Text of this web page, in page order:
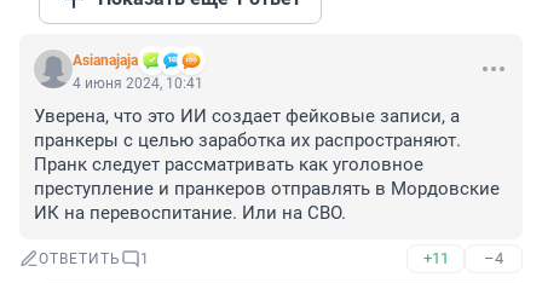
Asianajaja
4 июня 2024, 10:41
Уверена, что это ИИ создает фейковые записи, а
пранкеры с целью заработка их распространяют.
Пранк следует рассматривать как уголовное
преступление и пранкеров отправлять в Мордовские
ИК на перевоспитание. Или на СВО.
ОТВЕТИТЬ 1 +11 –4